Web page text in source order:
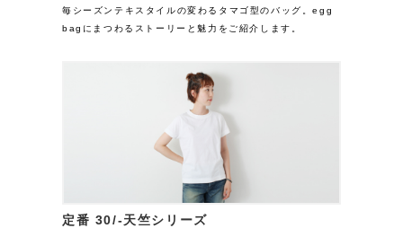
毎シーズンテキスタイルの変わるタマゴ型のバッグ。egg
bagにまつわるストーリーと魅力をご紹介します。
定番 30/-天竺シリーズ